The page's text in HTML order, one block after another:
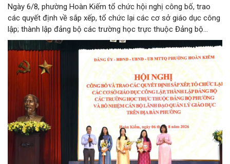
Ngày 6/8, phường Hoàn Kiếm tổ chức hội nghị công bố, trao
các quyết định về sắp xếp, tổ chức lại các cơ sở giáo dục công
lập; thành lập đảng bộ các trường học trực thuộc Đảng bộ
phường, chỉ định các đồng chí tham gia cấp ủy, Bí thư, Phó Bí
thư Đảng ủy, bổ nhiệm cán bộ lãnh đạo, quản lý giáo dục.